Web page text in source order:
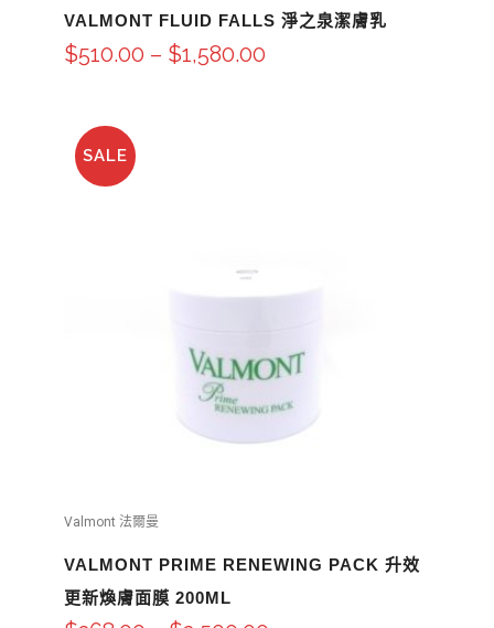
VALMONT FLUID FALLS 淨之泉潔膚乳
$510.00 – $1,580.00
SALE
Valmont 法爾曼
VALMONT PRIME RENEWING PACK 升效
更新煥膚面膜 200ML